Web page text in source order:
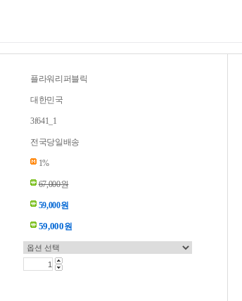
플라워리퍼블릭
대한민국
3f641_1
전국당일배송
1%
67,000원
59,000원
59,000원